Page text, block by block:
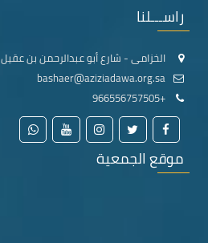
راســـلنا
الخزامى - شارع أبو عبدالرحمن بن عقيل
+966556757505
موقع الجمعية